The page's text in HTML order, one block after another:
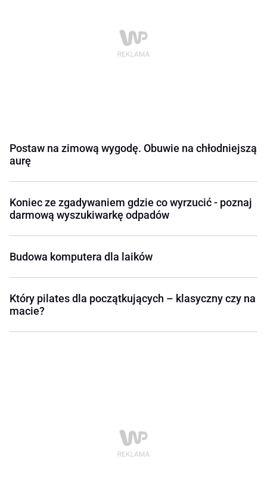
Postaw na zimową wygodę. Obuwie na chłodniejszą
aurę
Koniec ze zgadywaniem gdzie co wyrzucić - poznaj
darmową wyszukiwarkę odpadów
Budowa komputera dla laików
Który pilates dla początkujących – klasyczny czy na
macie?